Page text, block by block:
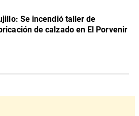
Se incendió taller de
de calzado en El Porvenir